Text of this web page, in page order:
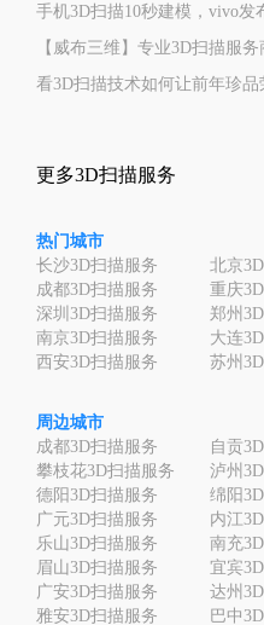
手机3D扫描10秒建模，vivo发
【威布三维】专业3D扫描服务
看3D扫描技术如何让前年珍品
更多3D扫描服务
热门城市
长沙3D扫描服务
北京
成都3D扫描服务
重庆
深圳3D扫描服务
郑州
南京3D扫描服务
大连
西安3D扫描服务
苏州
周边城市
成都3D扫描服务
自贡
攀枝花3D扫描服务
泸州
德阳3D扫描服务
绵阳
广元3D扫描服务
内江
乐山3D扫描服务
南充
眉山3D扫描服务
宜宾
广安3D扫描服务
达州
雅安3D扫描服务
巴中